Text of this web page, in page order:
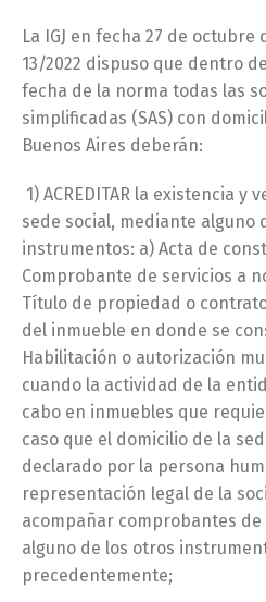
La IGJ en fecha 27 de octubre
13/2022 dispuso que dentro
fecha de la norma todas las
simplificadas (SAS) con
Buenos Aires deberán:
1) ACREDITAR la existencia
sede social, mediante alguno
instrumentos: a) Acta de
Comprobante de servicios a
Título de propiedad o
del inmueble en donde se
Habilitación o autorización
cuando la actividad de la
cabo en inmuebles que
caso que el domicilio de la
declarado por la persona
representación legal de la
acompañar comprobantes
alguno de los otros
precedentemente;